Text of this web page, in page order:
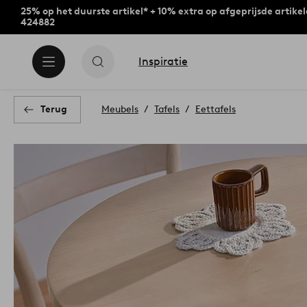
25% op het duurste artikel* + 10% extra op afgeprijsde
424882
Inspiratie
Terug Meubels Tafels Eettafels